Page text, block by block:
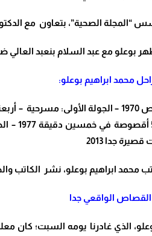
محمد ابراهيم بوعلو:
1970
– الجولة الأولى: مسرحية–
أقصوصة في خمسين دقيقة 1977 –
قصيرة جدا 2013
محمد ابراهيم بوعلو، نشر الكاتب
القصاص الواقعي جدا
الذي غادرنا يومه السبت؛ كان